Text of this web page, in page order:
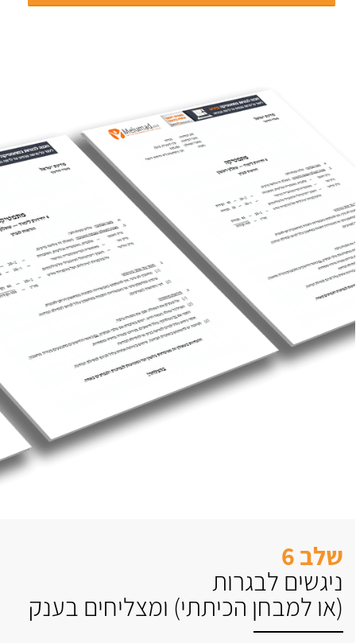
שלב 6
ניגשים לבגרות
(או למבחן הכיתתי) ומצליחים בענק